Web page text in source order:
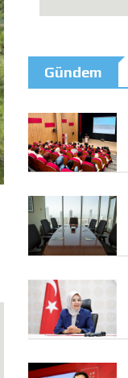
Gündem